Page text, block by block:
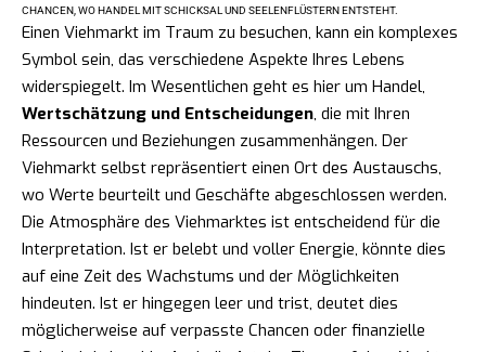
CHANCEN, WO HANDEL MIT SCHICKSAL UND SEELENFLÜSTERN ENTSTEHT.
Einen Viehmarkt im Traum zu besuchen, kann ein komplexes
Symbol sein, das verschiedene Aspekte Ihres Lebens
widerspiegelt. Im Wesentlichen geht es hier um Handel,
Wertschätzung und Entscheidungen, die mit Ihren
Ressourcen und Beziehungen zusammenhängen. Der
Viehmarkt selbst repräsentiert einen Ort des Austauschs,
wo Werte beurteilt und Geschäfte abgeschlossen werden.
Die Atmosphäre des Viehmarktes ist entscheidend für die
Interpretation. Ist er belebt und voller Energie, könnte dies
auf eine Zeit des Wachstums und der Möglichkeiten
hindeuten. Ist er hingegen leer und trist, deutet dies
möglicherweise auf verpasste Chancen oder finanzielle